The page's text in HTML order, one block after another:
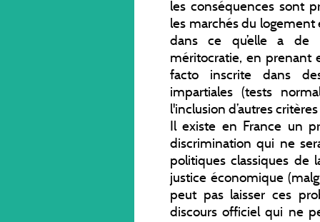
les conséquences sont
les marchés du
dans ce qu’elle a de
méritocratie, en prenant
facto inscrite dans
impartiales (tests
l'inclusion d’autres
Il existe en France un
discrimination qui ne
politiques classiques de
justice économique
peut pas laisser ces
discours officiel qui ne